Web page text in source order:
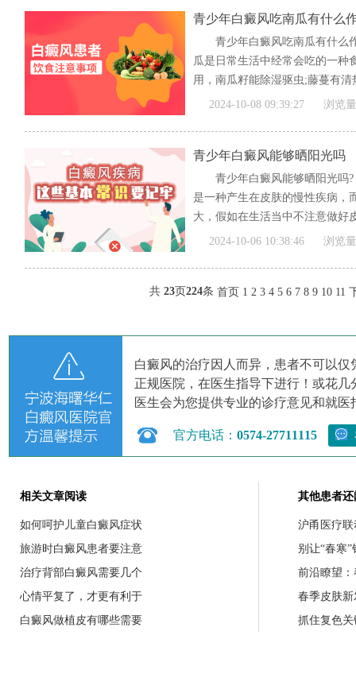
青少年白癜风吃南瓜有什么
青少年白癜风吃南瓜有什么
瓜是日常生活中经常会吃的一种
用，南瓜籽能除湿驱虫;藤蔓有
[全文]
2024-10-08 09:39:27 浏览
青少年白癜风能够晒阳光吗
青少年白癜风能够晒阳光吗
是一种产生在皮肤的慢性疾病，
大，假如在生活当中不注意做好
的...[全文]
2024-10-06 10:38:46 浏览
共 23页224条 首页 1 2 3 4 5 6 7 8 9 10 11
白癜风的治疗因人而异，患者不可以
正规医院，在医生指导下进行！或花
医生会为您提供专业的诊疗意见和就医
官方电话： 0574-27711115
相关文章阅读
如何呵护儿童白癜风症状
旅游时白癜风患者要注意
治疗背部白癜风需要几个
心情平复了，才更有利于
白癜风做植皮有哪些需要
其他患者
沪甬医疗
别让“春寒
前沿瞭望
春季皮肤新
抓住复色